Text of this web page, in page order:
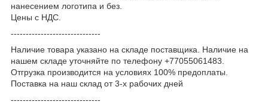
нанесением логотипа и без.
Цены с НДС.
------------------------------
Наличие товара указано на складе поставщика. Наличие на
нашем складе уточняйте по телефону +77055061483.
Отгрузка производится на условиях 100% предоплаты.
Поставка на наш склад от 3-x рабочих дней
------------------------------